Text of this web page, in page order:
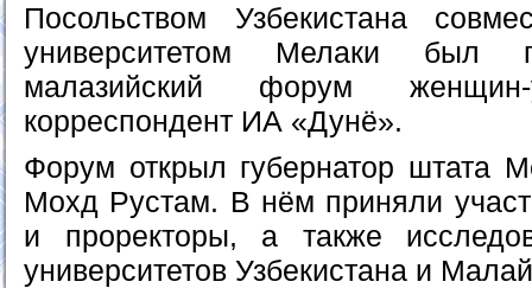
Посольством Узбекистана
университетом Мелаки был
малазийский форум женщин-
корреспондент ИА «Дунё».
Форум открыл губернатор штата
Мохд Рустам. В нём приняли
и проректоры, а также
университетов Узбекистана и